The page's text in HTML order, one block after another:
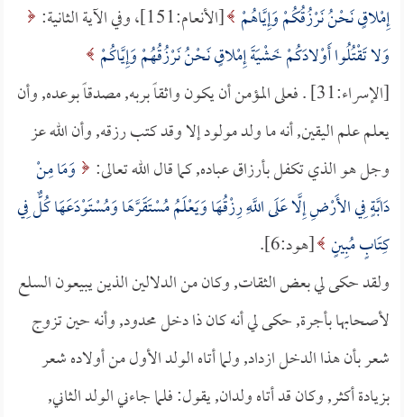
إِمْلاقٍ نَحْنُ نَرْزُقُكُمْ وَإِيَّاهُمْ [الأنعام:151]، وفي الآية الثانية:
وَلا تَقْتُلُوا أَوْلادَكُمْ خَشْيَةَ إِمْلاقٍ نَحْنُ نَرْزُقُهُمْ وَإِيَّاكُمْ
[الإسراء:31] . فعلى المؤمن أن يكون واثقاً بربه, مصدقاً بوعده, وأن
يعلم علم اليقين, أنه ما ولد مولود إلا وقد كتب رزقه, وأن الله عز
وجل هو الذي تكفل بأرزاق عباده, كما قال الله تعالى:
وَمَا مِنْ
دَابَّةٍ فِي الأَرْضِ إِلَّا عَلَى اللَّهِ رِزْقُهَا وَيَعْلَمُ مُسْتَقَرَّهَا وَمُسْتَوْدَعَهَا كُلٌّ فِي
كِتَابٍ مُبِينٍ [هود:6].
ولقد حكى لي بعض الثقات, وكان من الدلالين الذين يبيعون السلع
لأصحابها بأجرة, حكى لي أنه كان ذا دخل محدود, وأنه حين تزوج
شعر بأن هذا الدخل ازداد, ولما أتاه الولد الأول من أولاده شعر
بزيادة أكثر, وكان قد أتاه ولدان, يقول: فلما جاءني الولد الثاني,